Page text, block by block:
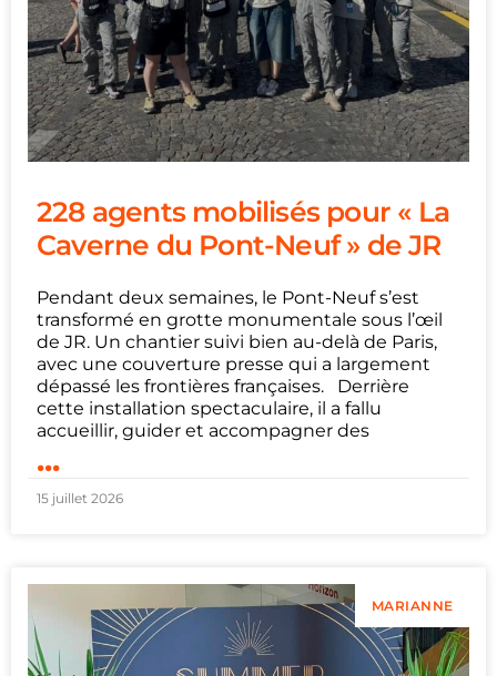
228 agents mobilisés pour « La
Caverne du Pont-Neuf » de JR
Pendant deux semaines, le Pont-Neuf s’est
transformé en grotte monumentale sous l’œil
de JR. Un chantier suivi bien au-delà de Paris,
avec une couverture presse qui a largement
dépassé les frontières françaises. Derrière
cette installation spectaculaire, il a fallu
accueillir, guider et accompagner des
...
15 juillet 2026
MARIANNE